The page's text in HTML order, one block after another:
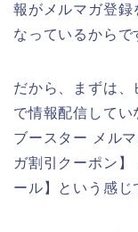
報がメルマガ登録
なっているからで
だから、まずは
で情報配信してい
ブースター メル
ガ割引クーポン
ール】という感じ